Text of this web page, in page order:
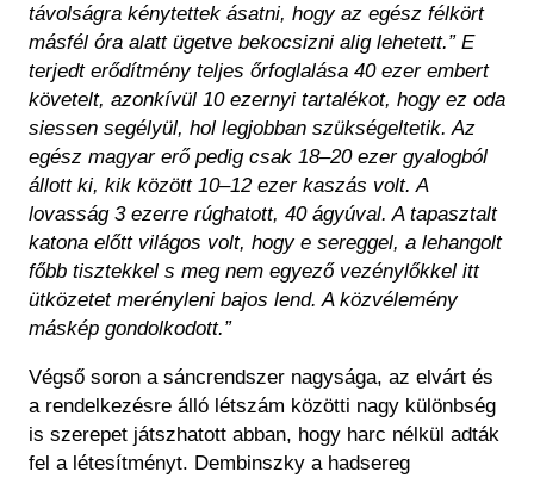
távolságra kénytettek ásatni, hogy az egész félkört
másfél óra alatt ügetve bekocsizni alig lehetett.” E
terjedt erődítmény teljes őrfoglalása 40 ezer embert
követelt, azonkívül 10 ezernyi tartalékot, hogy ez oda
siessen segélyül, hol legjobban szükségeltetik. Az
egész magyar erő pedig csak 18–20 ezer gyalogból
állott ki, kik között 10–12 ezer kaszás volt. A
lovasság 3 ezerre rúghatott, 40 ágyúval. A tapasztalt
katona előtt világos volt, hogy e sereggel, a lehangolt
főbb tisztekkel s meg nem egyező vezénylőkkel itt
ütközetet merényleni bajos lend. A közvélemény
máskép gondolkodott.”
Végső soron a sáncrendszer nagysága, az elvárt és
a rendelkezésre álló létszám közötti nagy különbség
is szerepet játszhatott abban, hogy harc nélkül adták
fel a létesítményt. Dembinszky a hadsereg